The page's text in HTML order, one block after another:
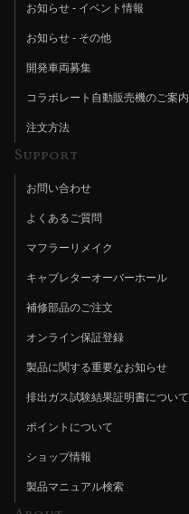
お知らせ - イベント情報
お知らせ - その他
開発車両募集
コラボレート自動販売機のご案内
注文方法
Support
お問い合わせ
よくあるご質問
マフラーリメイク
キャブレターオーバーホール
補修部品のご注文
オンライン保証登録
製品に関する重要なお知らせ
排出ガス試験結果証明書について
ポイントについて
ショップ情報
製品マニュアル検索